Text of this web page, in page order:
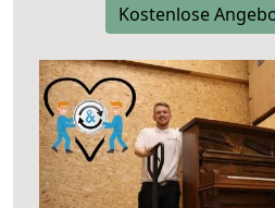
Kostenlose